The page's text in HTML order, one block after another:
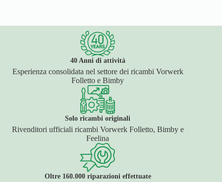
40 Anni di attività
Esperienza consolidata nel settore dei ricambi Vorwerk
Folletto e Bimby
Solo ricambi originali
Rivenditori ufficiali ricambi Vorwerk Folletto, Bimby e
Feelina
Oltre 160.000 riparazioni effettuate